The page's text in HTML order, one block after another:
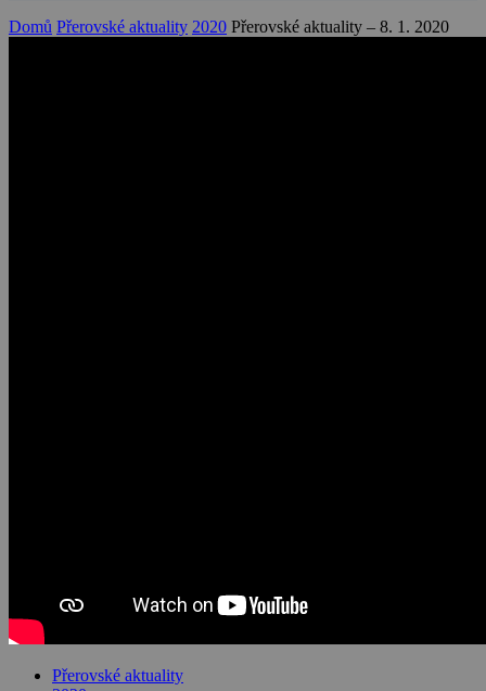
Domů Přerovské aktuality 2020 Přerovské aktuality – 8. 1. 2020
Přerovské aktuality